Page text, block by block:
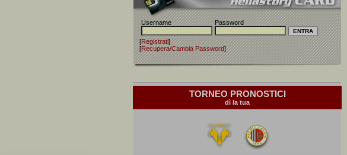
Username Password
[Registrati]
[Recupera/Cambia Password]
TORNEO PRONOSTICI
dì la tua